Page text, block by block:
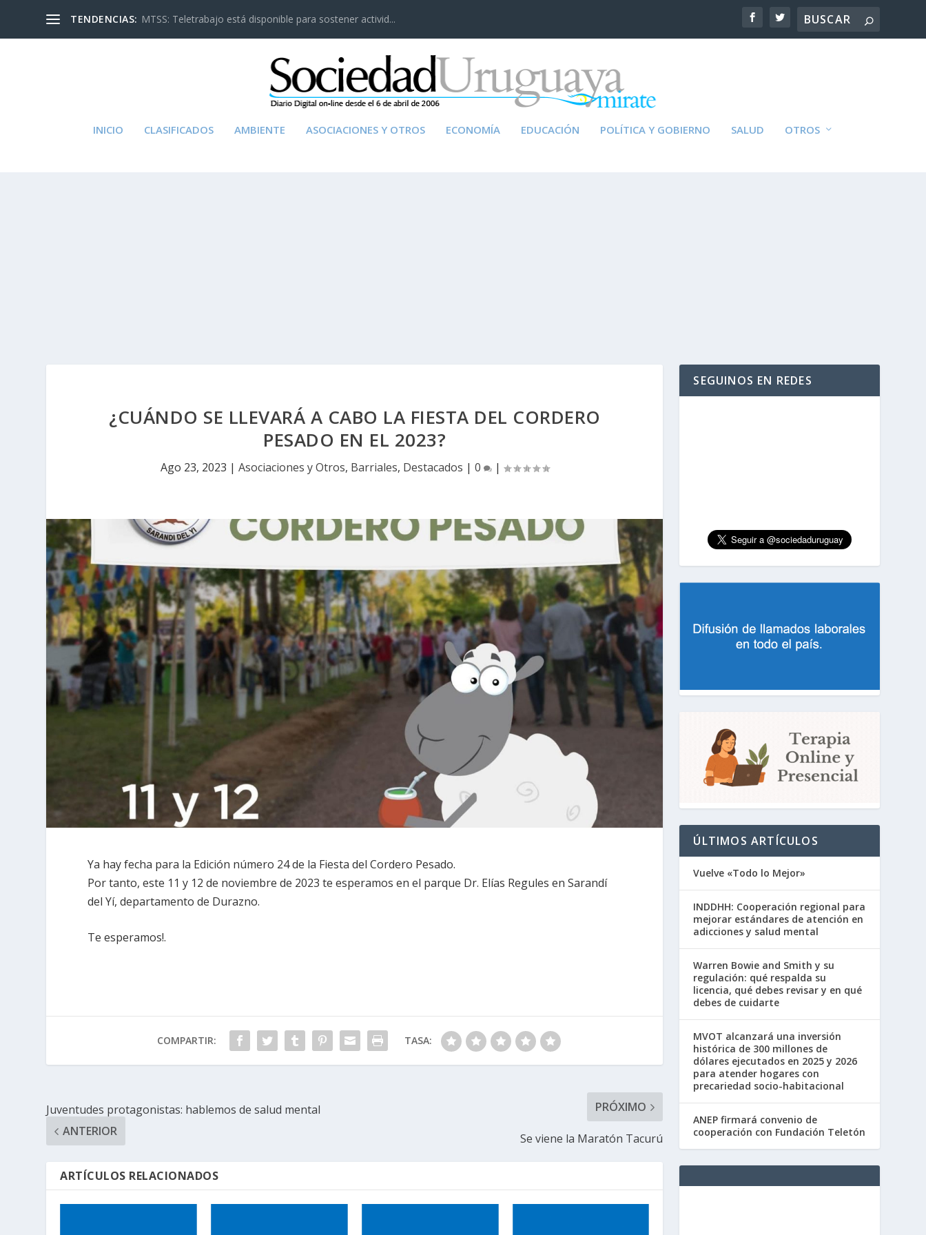
TENDENCIAS: MTSS: Teletrabajo está disponible para sostener activid...
INICIO CLASIFICADOS AMBIENTE ASOCIACIONES Y OTROS ECONOMÍA EDUCACIÓN POLÍTICA Y GOBIERNO SALUD OTROS
¿CUÁNDO SE LLEVARÁ A CABO LA FIESTA DEL CORDERO
PESADO EN EL 2023?
Ago 23, 2023 | Asociaciones y Otros, Barriales, Destacados | 0 |
Ya hay fecha para la Edición número 24 de la Fiesta del Cordero Pesado.
Por tanto, este 11 y 12 de noviembre de 2023 te esperamos en el parque Dr. Elías Regules en Sarandí
del Yí, departamento de Durazno.
Te esperamos!.
COMPARTIR: TASA:
Juventudes protagonistas: hablemos de salud mental
ANTERIOR
PRÓXIMO
Se viene la Maratón Tacurú
ARTÍCULOS RELACIONADOS
SEGUINOS EN REDES
ÚLTIMOS ARTÍCULOS
Vuelve «Todo lo Mejor»
INDDHH: Cooperación regional para
mejorar estándares de atención en
adicciones y salud mental
Warren Bowie and Smith y su
regulación: qué respalda su
licencia, qué debes revisar y en qué
debes de cuidarte
MVOT alcanzará una inversión
histórica de 300 millones de
dólares ejecutados en 2025 y 2026
para atender hogares con
precariedad socio-habitacional
ANEP firmará convenio de
cooperación con Fundación Teletón